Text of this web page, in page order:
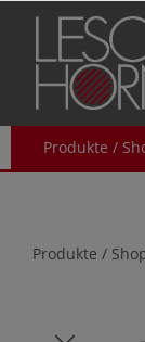
Zur
Produkte /
Produkte /